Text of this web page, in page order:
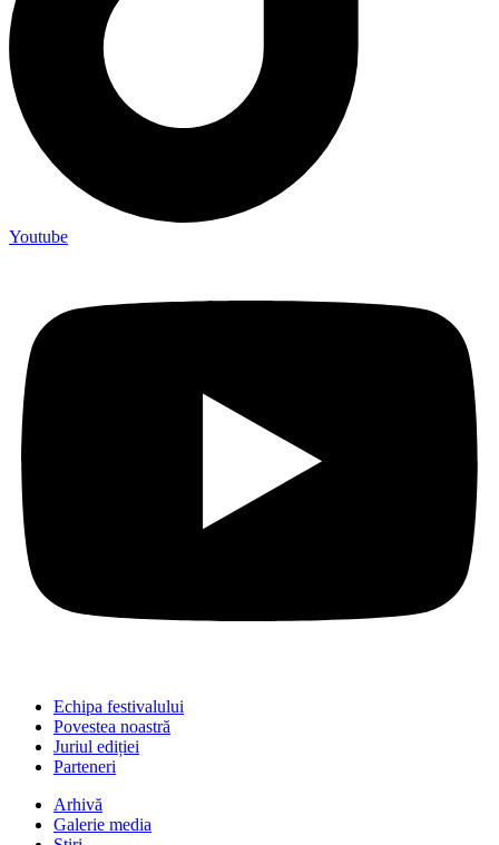
Youtube
Echipa festivalului
Povestea noastră
Juriul ediției
Parteneri
Arhivă
Galerie media